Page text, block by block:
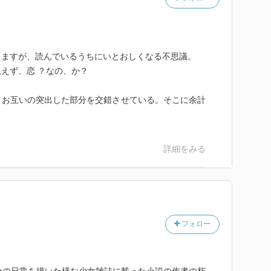
すが、読んでいるうちにいとおしくなる不思議。
ず、恋 ？なの、か？
互いの突出した部分を交錯させている。そこに余計
詳細をみる
フォロー